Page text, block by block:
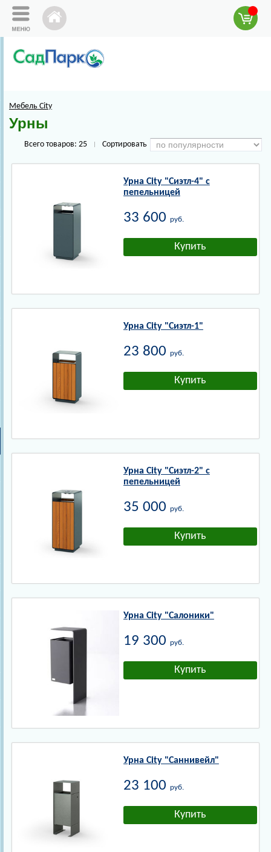
Мебель City
Урны
Всего товаров: 25 Сортировать
Урна City "Сиэтл-4" с
пепельницей
33 600 руб.
Урна City "Сиэтл-1"
23 800 руб.
Урна City "Сиэтл-2" с
пепельницей
35 000 руб.
Урна City "Салоники"
19 300 руб.
Урна City "Саннивейл"
23 100 руб.